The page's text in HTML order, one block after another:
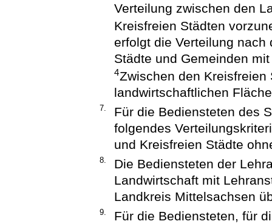
Verteilung zwischen den
Kreisfreien Städten
erfolgt die Verteilung nach
Städte und Gemeinden
4Zwischen den
landwirtschaftlichen
7.
Für die Bediensteten des
folgendes
und Kreisfreien Städte
8.
Die Bediensteten der
Landwirtschaft mit
Landkreis Mittelsachsen
9.
Für die Bediensteten, für